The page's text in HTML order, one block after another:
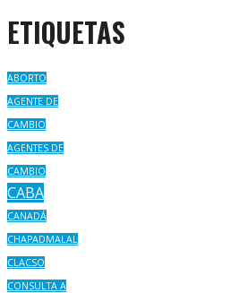
ETIQUETAS
ABORTO
AGENTE DE
CAMBIO
AGENTES DE
CAMBIO
CABA
CANADÁ
CHAPADMALAL
CLACSO
CONSULTA A